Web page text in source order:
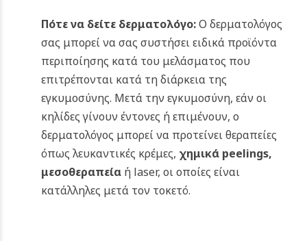
Πότε να δείτε δερματολόγο:Ο δερματολόγος
σας μπορεί να σας συστήσει ειδικά προϊόντα
περιποίησης κατά του μελάσματος που
επιτρέπονται κατά τη διάρκεια της
εγκυμοσύνης. Μετά την εγκυμοσύνη, εάν οι
κηλίδες γίνουν έντονες ή επιμένουν, ο
δερματολόγος μπορεί να προτείνει θεραπείες
όπως λευκαντικές κρέμες, χημικά peelings,
μεσοθεραπεία ή laser, οι οποίες είναι
κατάλληλες μετά τον τοκετό.